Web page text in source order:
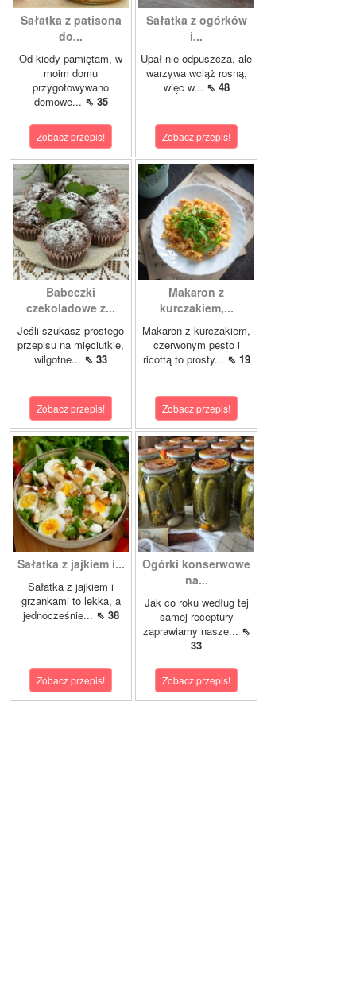
Sałatka z patisona
do...
Od kiedy pamiętam, w
moim domu
przygotowywano
domowe... ⇖ 35
Zobacz przepis!
Sałatka z ogórków
i...
Upał nie odpuszcza, ale
warzywa wciąż rosną,
więc w... ⇖ 48
Zobacz przepis!
Babeczki
czekoladowe z...
Jeśli szukasz prostego
przepisu na mięciutkie,
wilgotne... ⇖ 33
Zobacz przepis!
Makaron z
kurczakiem,...
Makaron z kurczakiem,
czerwonym pesto i
ricottą to prosty... ⇖ 19
Zobacz przepis!
Sałatka z jajkiem i...
Sałatka z jajkiem i
grzankami to lekka, a
jednocześnie... ⇖ 38
Zobacz przepis!
Ogórki konserwowe
na...
Jak co roku według tej
samej receptury
zaprawiamy nasze... ⇖
33
Zobacz przepis!